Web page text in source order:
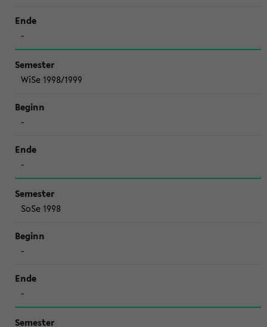
-
WiSe 1998/1999
-
-
SoSe 1998
-
-